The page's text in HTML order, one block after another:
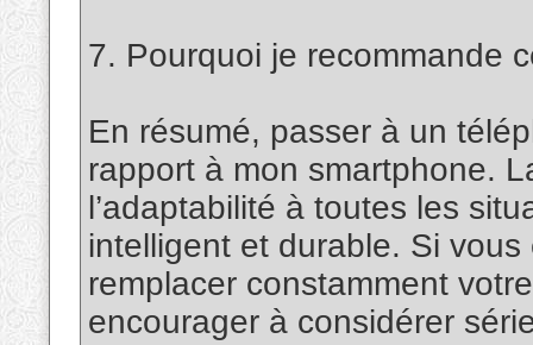
7. Pourquoi je recommande
En résumé, passer à un
rapport à mon smartphone.
l’adaptabilité à toutes les
intelligent et durable. Si
remplacer constamment
encourager à considérer